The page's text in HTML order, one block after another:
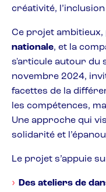
créativité,
Ce projet
nationale, et la
s'articule autour du
novembre 2024,
facettes de la
les compétences,
Une approche qui
solidarité et
Le projet s’appuie
Des ateliers de